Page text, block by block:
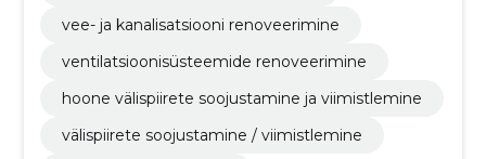
vee- ja kanalisatsiooni renoveerimine
ventilatsioonisüsteemide renoveerimine
hoone välispiirete soojustamine ja viimistlemine
välispiirete soojustamine / viimistlemine